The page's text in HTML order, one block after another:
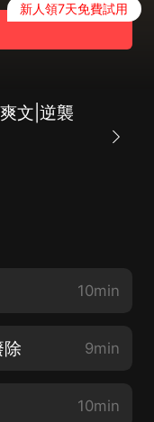
新人領7天免費試用
文|逆襲
10min
9min
10min